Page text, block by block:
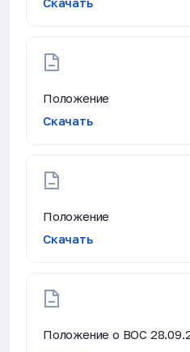
Положение
Скачать
Положение
Скачать
Положение о ВОС